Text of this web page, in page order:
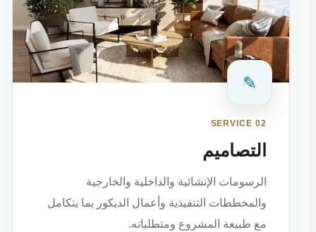
✎
SERVICE 02
التصاميم
الرسومات الإنشائية والداخلية والخارجية
والمخططات التنفيذية وأعمال الديكور بما يتكامل
مع طبيعة المشروع ومتطلباته.